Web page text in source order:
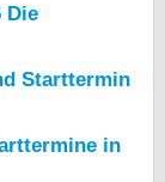
Die
Starttermin
in